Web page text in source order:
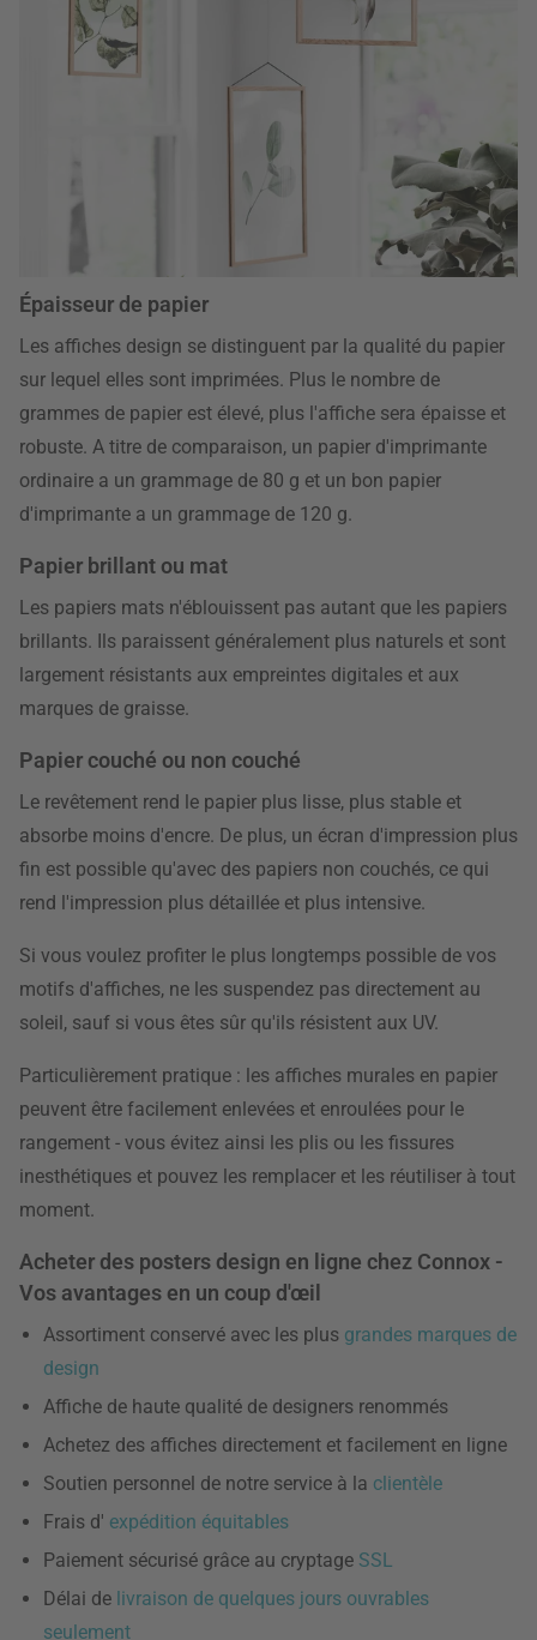
Épaisseur de papier
Les affiches design se distinguent par la qualité du papier
sur lequel elles sont imprimées. Plus le nombre de
grammes de papier est élevé, plus l'affiche sera épaisse et
robuste. A titre de comparaison, un papier d'imprimante
ordinaire a un grammage de 80 g et un bon papier
d'imprimante a un grammage de 120 g.
Papier brillant ou mat
Les papiers mats n'éblouissent pas autant que les papiers
brillants. Ils paraissent généralement plus naturels et sont
largement résistants aux empreintes digitales et aux
marques de graisse.
Papier couché ou non couché
Le revêtement rend le papier plus lisse, plus stable et
absorbe moins d'encre. De plus, un écran d'impression plus
fin est possible qu'avec des papiers non couchés, ce qui
rend l'impression plus détaillée et plus intensive.
Si vous voulez profiter le plus longtemps possible de vos
motifs d'affiches, ne les suspendez pas directement au
soleil, sauf si vous êtes sûr qu'ils résistent aux UV.
Particulièrement pratique : les affiches murales en papier
peuvent être facilement enlevées et enroulées pour le
rangement - vous évitez ainsi les plis ou les fissures
inesthétiques et pouvez les remplacer et les réutiliser à tout
moment.
Acheter des posters design en ligne chez Connox -
Vos avantages en un coup d'œil
Assortiment conservé avec les plus grandes marques de
design
Affiche de haute qualité de designers renommés
Achetez des affiches directement et facilement en ligne
Soutien personnel de notre service à la clientèle
Frais d' expédition équitables
Paiement sécurisé grâce au cryptage SSL
Délai de livraison de quelques jours ouvrables
seulement